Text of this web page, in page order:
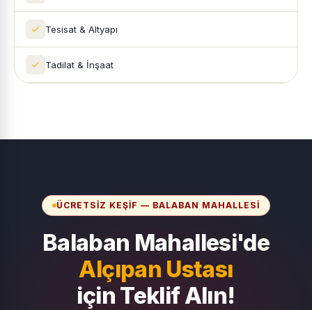
Tesisat & Altyapı
Tadilat & İnşaat
ÜCRETSIZ KEŞIF — BALABAN MAHALLESI
Balaban Mahallesi'de
Alçıpan Ustası
için Teklif Alın!